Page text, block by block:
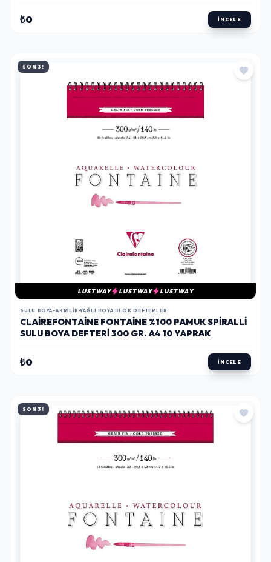
₺0 İNCELE
SON 3!
LUSTWAY LUSTWAY LUSTWAY
SULU BOYA-AKRILIK-YAĞLI BOYA BLOK DEFTERLER
CLAIREFONTAINE FONTAINE %100 PAMUK SPIRALLI
SULU BOYA DEFTERI 300 GR. A4 10 YAPRAK
₺0 İNCELE
SON 3!